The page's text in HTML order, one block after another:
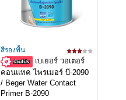
สีรองพื้น
เบเยอร์ วอเตอร์
คอนแทค ไพรเมอร์ บี-2090
/ Beger Water Contact
Primer B-2090